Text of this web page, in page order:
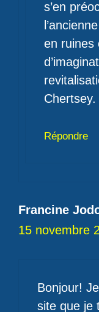
s’en
en ruines
Chertsey.
Répondre
Francine
15 novembre
Bonjour!
site que je